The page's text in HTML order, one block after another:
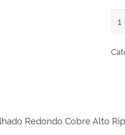
Gr
Redondo Cobre Alto